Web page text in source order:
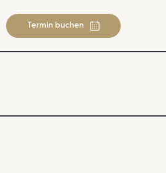
Termin buchen